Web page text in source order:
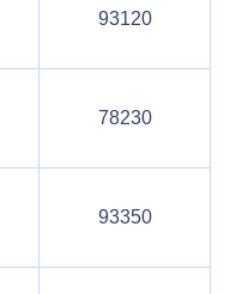
93120
78230
93350